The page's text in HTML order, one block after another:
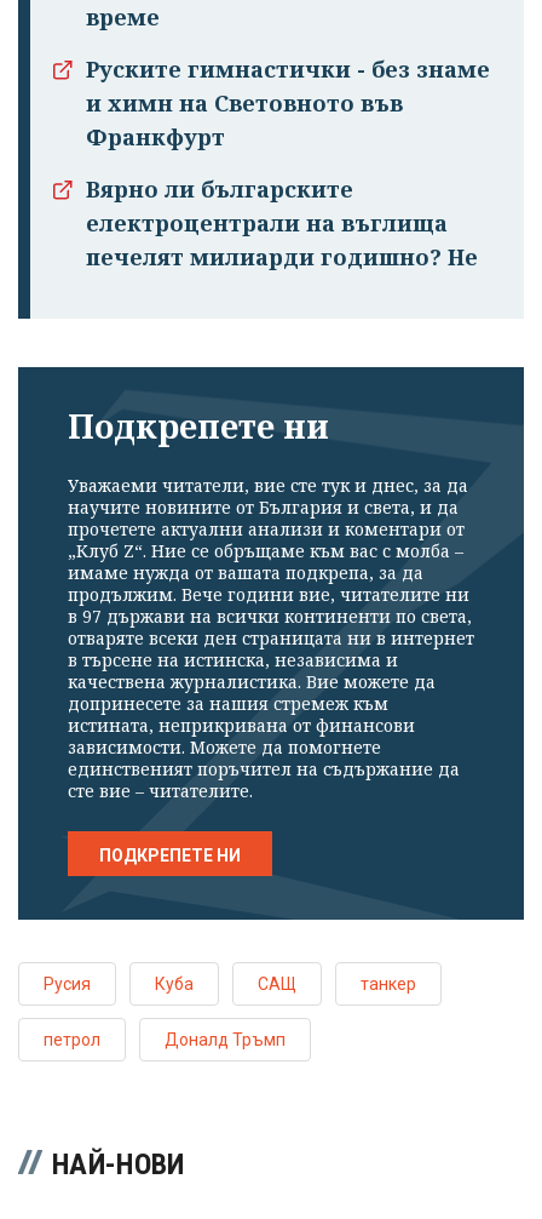
време
Руските гимнастички - без знаме
и химн на Световното във
Франкфурт
Вярно ли българските
електроцентрали на въглища
печелят милиарди годишно? Не
Подкрепете ни
Уважаеми читатели, вие сте тук и днес, за да
научите новините от България и света, и да
прочетете актуални анализи и коментари от
„Клуб Z“. Ние се обръщаме към вас с молба –
имаме нужда от вашата подкрепа, за да
продължим. Вече години вие, читателите ни
в 97 държави на всички континенти по света,
отваряте всеки ден страницата ни в интернет
в търсене на истинска, независима и
качествена журналистика. Вие можете да
допринесете за нашия стремеж към
истината, неприкривана от финансови
зависимости. Можете да помогнете
единственият поръчител на съдържание да
сте вие – читателите.
ПОДКРЕПЕТЕ НИ
Русия Куба САЩ танкер
петрол Доналд Тръмп
НАЙ-НОВИ